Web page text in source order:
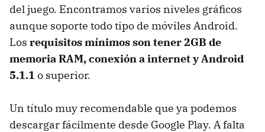
del juego. Encontramos varios niveles gráficos
aunque soporte todo tipo de móviles Android.
Los requisitos mínimos son tener 2GB de
memoria RAM, conexión a internet y Android
5.1.1 o superior.
Un título muy recomendable que ya podemos
descargar fácilmente desde Google Play. A falta